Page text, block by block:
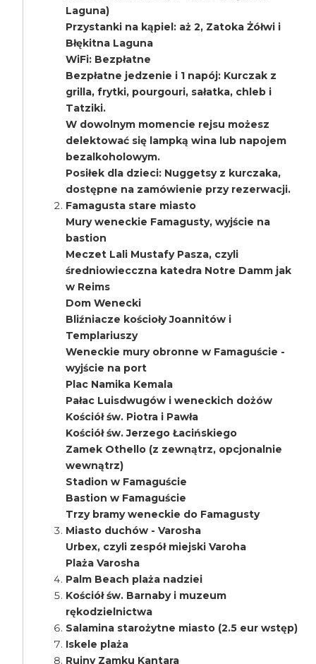
Laguna)
Przystanki na kąpiel: aż 2, Zatoka Żółwi i
Błękitna Laguna
WiFi: Bezpłatne
Bezpłatne jedzenie i 1 napój: Kurczak z
grilla, frytki, pourgouri, sałatka, chleb i
Tatziki.
W dowolnym momencie rejsu możesz
delektować się lampką wina lub napojem
bezalkoholowym.
Posiłek dla dzieci: Nuggetsy z kurczaka,
dostępne na zamówienie przy rezerwacji.
Famagusta stare miasto
Mury weneckie Famagusty, wyjście na
bastion
Meczet Lali Mustafy Pasza, czyli
średniowiecczna katedra Notre Damm jak
w Reims
Dom Wenecki
Bliźniacze kościoły Joannitów i
Templariuszy
Weneckie mury obronne w Famaguście -
wyjście na port
Plac Namika Kemala
Pałac Luisdwugów i weneckich dożów
Kościół św. Piotra i Pawła
Kościół św. Jerzego Łacińskiego
Zamek Othello (z zewnątrz, opcjonalnie
wewnątrz)
Stadion w Famaguście
Bastion w Famaguście
Trzy bramy weneckie do Famagusty
Miasto duchów - Varosha
Urbex, czyli zespół miejski Varoha
Plaża Varosha
Palm Beach plaża nadziei
Kościół św. Barnaby i muzeum
rękodzielnictwa
Salamina starożytne miasto (2.5 eur wstęp)
Iskele plaża
Ruiny Zamku Kantara